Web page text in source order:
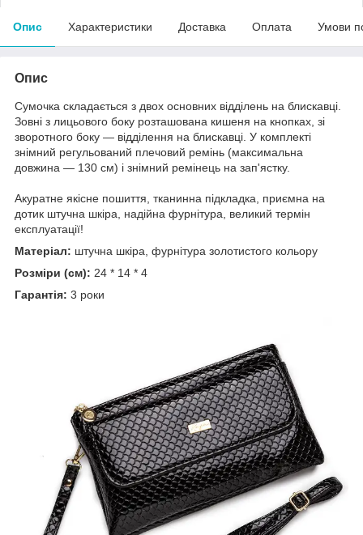
Опис Характеристики Доставка Оплата Умови
Опис
Сумочка складається з двох основних відділень на блискавці.
Зовні з лицьового боку розташована кишеня на кнопках, зі
зворотного боку — відділення на блискавці. У комплекті
знімний регульований плечовий ремінь (максимальна
довжина — 130 см) і знімний ремінець на зап'ястку.
Акуратне якісне пошиття, тканинна підкладка, приємна на
дотик штучна шкіра, надійна фурнітура, великий термін
експлуатації!
Матеріал: штучна шкіра, фурнітура золотистого кольору
Розміри (см): 24 * 14 * 4
Гарантія: 3 роки